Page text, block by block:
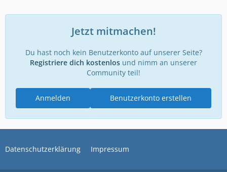
Jetzt mitmachen!
Du hast noch kein Benutzerkonto auf unserer Seite?
Registriere dich kostenlos und nimm an unserer
Community teil!
Benutzerkonto erstellen
Anmelden
Datenschutzerklärung Impressum